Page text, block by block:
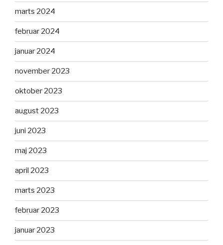
marts 2024
februar 2024
januar 2024
november 2023
oktober 2023
august 2023
juni 2023
maj 2023
april 2023
marts 2023
februar 2023
januar 2023